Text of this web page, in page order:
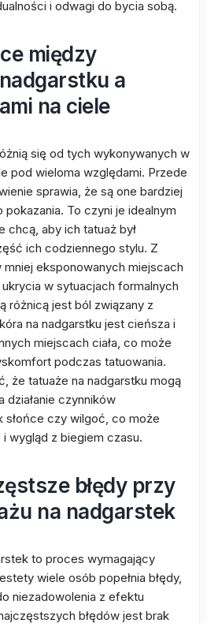
i odwagi do bycia sobą.
między
a
na ciele
się od tych wykonywanych w
pod wieloma względami. Przede
sprawia, że są one bardziej
To czyni je idealnym
chcą, aby ich tatuaż był
ich codziennego stylu. Z
eksponowanych miejscach
w sytuacjach formalnych
różnicą jest ból związany z
na nadgarstku jest cieńsza i
miejscach ciała, co może
podczas tatuowania.
że tatuaże na nadgarstku mogą
działanie czynników
słońce czy wilgoć, co może
i wygląd z biegiem czasu.
błędy przy
na nadgarstek
to proces wymagający
wiele osób popełnia błędy,
niezadowolenia z efektu
błędów jest brak